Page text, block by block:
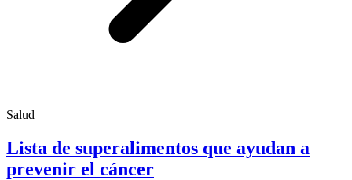
Salud
Lista de superalimentos que ayudan a
prevenir el cáncer